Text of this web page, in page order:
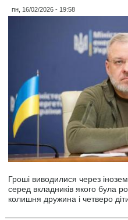
пн, 16/02/2026 - 19:58
Гроші виводилися через
серед вкладників якого була
колишня дружина і четверо